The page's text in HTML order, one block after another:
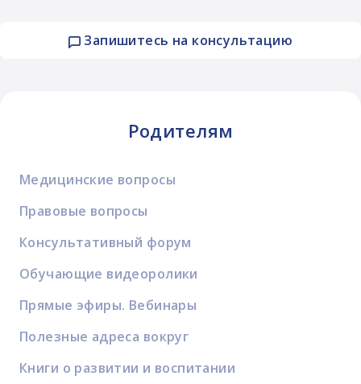
Запишитесь на консультацию
Родителям
Медицинские вопросы
Правовые вопросы
Консультативный форум
Обучающие видеоролики
Прямые эфиры. Вебинары
Полезные адреса вокруг
Книги о развитии и воспитании